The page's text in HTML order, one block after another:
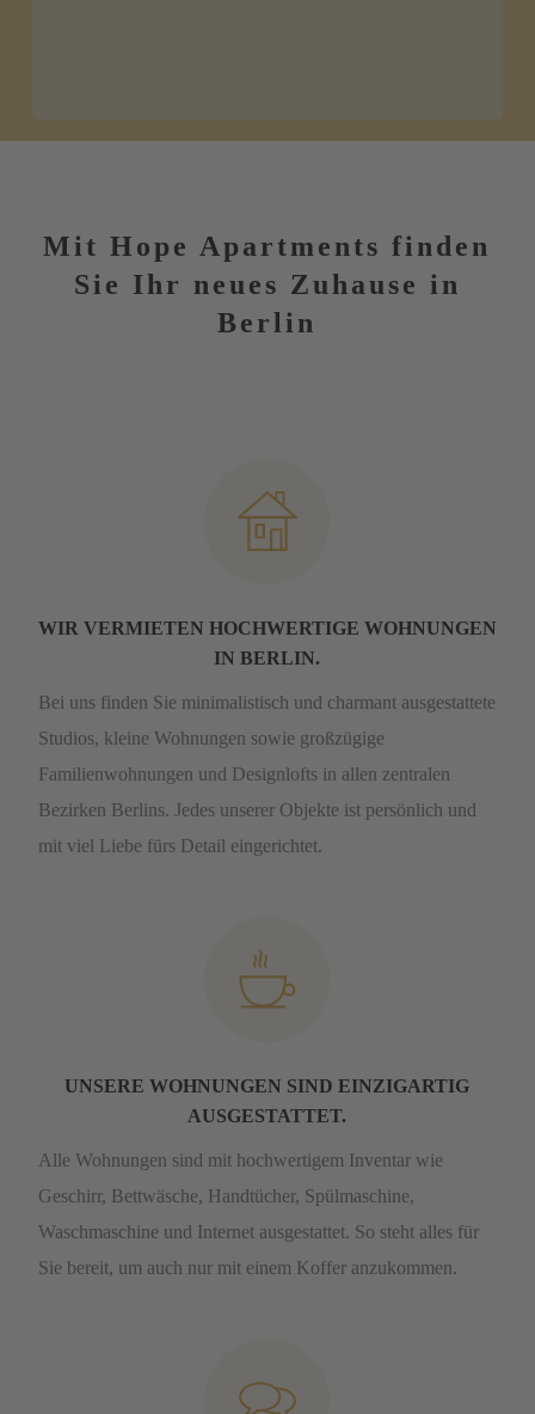
Mit Hope Apartments finden
Sie Ihr neues Zuhause in
Berlin
WIR VERMIETEN HOCHWERTIGE WOHNUNGEN
IN BERLIN.
Bei uns finden Sie minimalistisch und charmant ausgestattete
Studios, kleine Wohnungen sowie großzügige
Familienwohnungen und Designlofts in allen zentralen
Bezirken Berlins. Jedes unserer Objekte ist persönlich und
mit viel Liebe fürs Detail eingerichtet.
UNSERE WOHNUNGEN SIND EINZIGARTIG
AUSGESTATTET.
Alle Wohnungen sind mit hochwertigem Inventar wie
Geschirr, Bettwäsche, Handtücher, Spülmaschine,
Waschmaschine und Internet ausgestattet. So steht alles für
Sie bereit, um auch nur mit einem Koffer anzukommen.